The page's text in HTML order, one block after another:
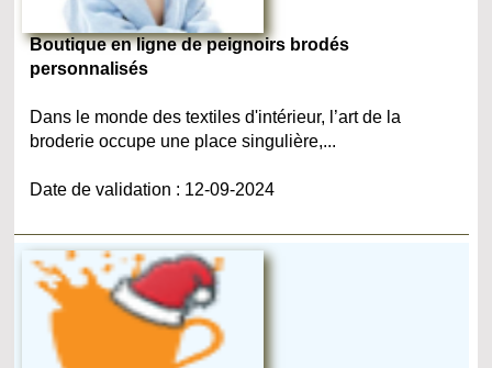
Boutique en ligne de peignoirs brodés
personnalisés
Dans le monde des textiles d'intérieur, l’art de la
broderie occupe une place singulière,...
Date de validation : 12-09-2024